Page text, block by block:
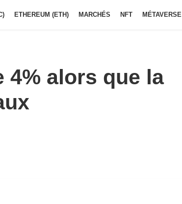
ETHEREUM (ETH) MARCHÉS NFT MÉTAVERSE
4% alors que la